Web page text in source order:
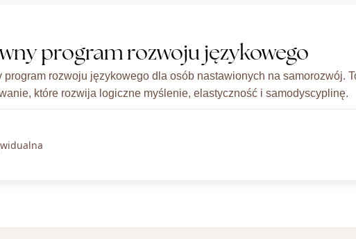
program rozwoju językowego
program rozwoju językowego dla osób nastawionych na samorozwój.
które rozwija logiczne myślenie, elastyczność i samodyscyplinę.